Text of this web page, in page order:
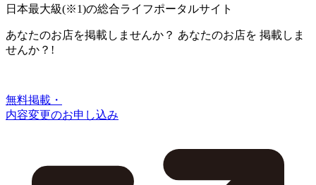
日本最大級(※1)の総合ライフポータルサイト
あなたのお店を掲載しませんか？ あなたのお店を 掲載しま
せんか？!
無料掲載・
内容変更のお申し込み